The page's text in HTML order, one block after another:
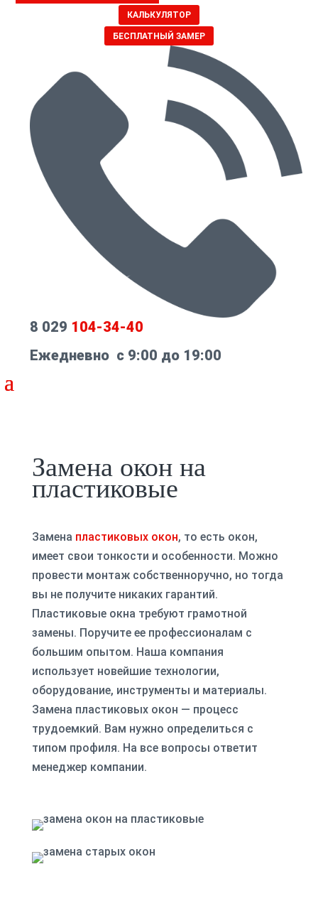
КАЛЬКУЛЯТОР
БЕСПЛАТНЫЙ ЗАМЕР
8 029 104-34-40
Ежедневно с 9:00 до 19:00
Замена окон на
пластиковые
Замена пластиковых окон, то есть окон,
имеет свои тонкости и особенности. Можно
провести монтаж собственноручно, но тогда
вы не получите никаких гарантий.
Пластиковые окна требуют грамотной
замены. Поручите ее профессионалам с
большим опытом. Наша компания
использует новейшие технологии,
оборудование, инструменты и материалы.
Замена пластиковых окон — процесс
трудоемкий. Вам нужно определиться с
типом профиля. На все вопросы ответит
менеджер компании.